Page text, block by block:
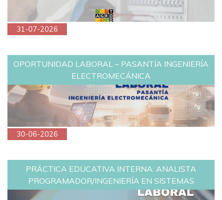
31-07-2026
OPORTUNIDAD LABORAL – PASANTÍA INGENIERÍA
ELECTROMECÁNICA
30-06-2026
PRÁCTICA EDUCATIVA INTERNA: ANALISTA
PROGRAMADOR/INGENIERÍA EN SISTEMAS